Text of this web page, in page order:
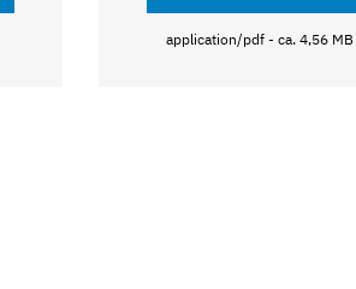
application/pdf - ca. 4,56 MB